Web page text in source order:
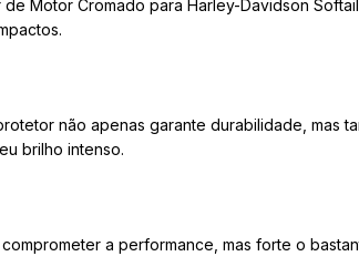
Motor Cromado para Harley-Davidson
não apenas garante durabilidade, mas
brilho intenso.
a performance, mas forte o